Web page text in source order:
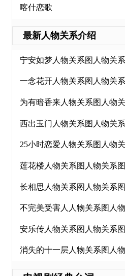
喀什恋歌
最新人物关系介绍
宁安如梦人物关系图人物关
一念花开人物关系图人物关
为有暗香来人物关系图人物
西出玉门人物关系图人物关
25小时恋爱人物关系图人物
莲花楼人物关系图人物关系图
长相思人物关系图人物关系图
不完美受害人人物关系图人
安乐传人物关系图人物关系图
消失的十一层人物关系图人